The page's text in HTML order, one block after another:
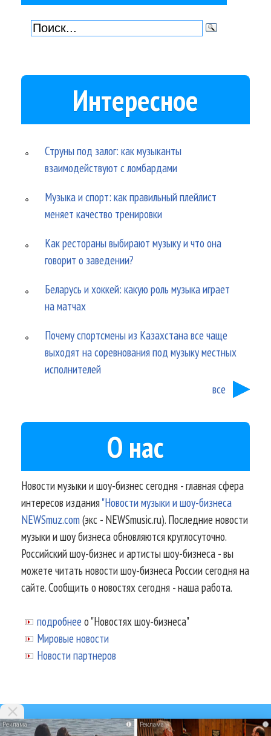
Интересное
Струны под залог: как музыканты
взаимодействуют с ломбардами
Музыка и спорт: как правильный плейлист
меняет качество тренировки
Как рестораны выбирают музыку и что она
говорит о заведении?
Беларусь и хоккей: какую роль музыка играет
на матчах
Почему спортсмены из Казахстана все чаще
выходят на соревнования под музыку местных
исполнителей
все
О нас
Новости музыки и шоу-бизнес сегодня - главная сфера
интересов издания"Новости музыки и шоу-бизнеса
NEWSmuz.com(экс - NEWSmusic.ru). Последние новости
музыки и шоу бизнеса обновляются круглосуточно.
Российский шоу-бизнес и артисты шоу-бизнеса - вы
можете читать новости шоу-бизнеса России сегодня на
сайте. Сообщить о новостях сегодня - наша работа.
подробнее о "Новостях шоу-бизнеса"
Мировые новости
Новости партнеров
i i